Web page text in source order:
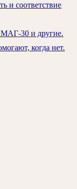
и соответствие
30 и другие.
когда нет.